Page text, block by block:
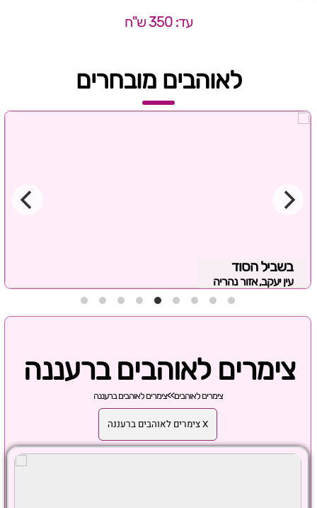
עד: 350 ש"ח
לאוהבים מובחרים
בשביל הסוד
עין יעקב, אזור נהריה
צימרים לאוהבים ברעננה
צימרים לאוהבים>>צימרים לאוהבים ברעננה
X צימרים לאוהבים ברעננה